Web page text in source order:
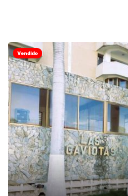
Vendido